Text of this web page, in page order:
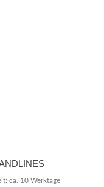
ca. 10 Werktage